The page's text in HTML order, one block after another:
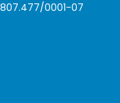
0001-07